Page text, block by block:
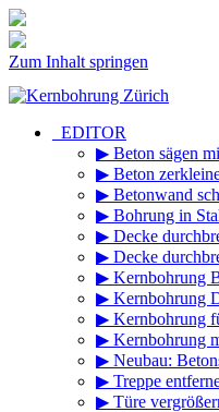
Zum Inhalt springen
_EDITOR
▶ Beton sägen
▶ Beton
▶ Betonwand
▶ Bohrung in
▶ Decke
▶ Decke
▶ Kernbohrung
▶ Kernbohrung
▶ Kernbohrung
▶ Kernbohrung
▶ Neubau:
▶ Treppe
▶ Türe